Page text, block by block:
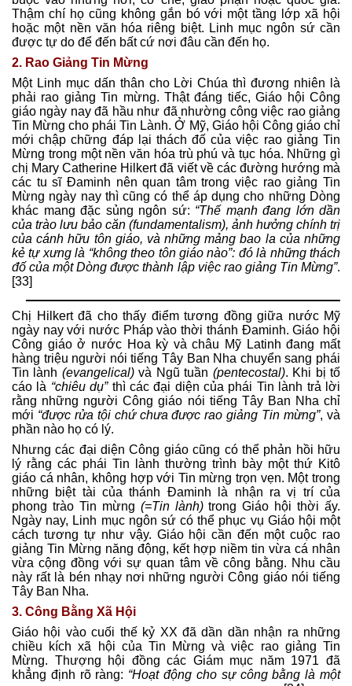
Thậm chí họ cũng không gắn bó với một tầng lớp xã hội
hoặc một nền văn hóa riêng biệt. Linh mục ngôn sứ cần
được tự do để đến bất cứ nơi đâu cần đến họ.
2. Rao Giảng Tin Mừng
Một Linh mục dấn thân cho Lời Chúa thì đương nhiên là
phải rao giảng Tin mừng. Thật đáng tiếc, Giáo hội Công
giáo ngày nay đã hầu như đã nhường công việc rao giảng
Tin Mừng cho phái Tin Lành. Ở Mỹ, Giáo hội Công giáo chỉ
mới chập chững đáp lại thách đố của việc rao giảng Tin
Mừng trong một nền văn hóa trù phú và tục hóa. Những gì
chị Mary Catherine Hilkert đã viết về các đường hướng mà
các tu sĩ Đaminh nên quan tâm trong việc rao giảng Tin
Mừng ngày nay thì cũng có thể áp dụng cho những Dòng
khác mang đặc sủng ngôn sứ: “Thế mạnh đang lớn dần
của trào lưu bảo căn (fundamentalism), ảnh hưởng chính trị
của cánh hữu tôn giáo, và những mảng bao la của những
kẻ tự xưng là “không theo tôn giáo nào”: đó là những thách
đố của một Dòng được thành lập việc rao giảng Tin Mừng”.
[33]
Chị Hilkert đã cho thấy điểm tương đồng giữa nước Mỹ
ngày nay với nước Pháp vào thời thánh Đaminh. Giáo hội
Công giáo ở nước Hoa kỳ và châu Mỹ Latinh đang mất
hàng triệu người nói tiếng Tây Ban Nha chuyển sang phái
Tin lành (evangelical)và Ngũ tuần (pentecostal). Khi bị tố
cáo là “chiêu dụ”thì các đại diện của phái Tin lành trả lời
rằng những người Công giáo nói tiếng Tây Ban Nha chỉ
mới “được rửa tội chứ chưa được rao giảng Tin mừng”, và
phần nào họ có lý.
Nhưng các đại diện Công giáo cũng có thể phản hồi hữu
lý rằng các phái Tin lành thường trình bày một thứ Kitô
giáo cá nhân, không hợp với Tin mừng trọn vẹn. Một trong
những biệt tài của thánh Đaminh là nhận ra vị trí của
phong trào Tin mừng (=Tin lành)trong Giáo hội thời ấy.
Ngày nay, Linh mục ngôn sứ có thể phục vụ Giáo hội một
cách tương tự như vậy. Giáo hội cần đến một cuộc rao
giảng Tin Mừng năng động, kết hợp niềm tin vừa cá nhân
vừa cộng đồng với sự quan tâm về công bằng. Nhu cầu
này rất là bén nhạy nơi những người Công giáo nói tiếng
Tây Ban Nha.
3. Công Bằng Xã Hội
Giáo hội vào cuối thế kỷ XX đã dần dần nhận ra những
chiều kích xã hội của Tin Mừng và việc rao giảng Tin
Mừng. Thượng hội đồng các Giám mục năm 1971 đã
khẳng định rõ ràng: “Hoạt động cho sự công bằng là một